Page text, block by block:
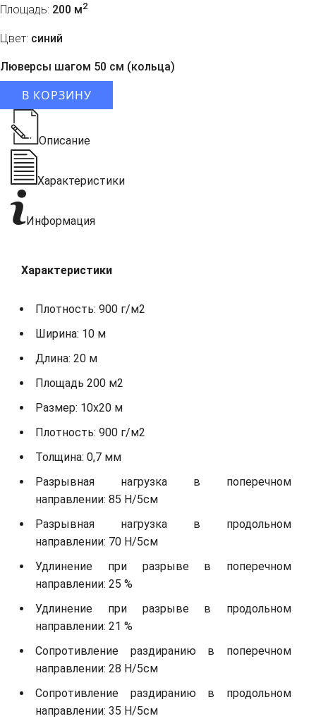
Площадь: 200 м2
Цвет: синий
Люверсы шагом 50 см (кольца)
В КОРЗИНУ
Описание
Характеристики
Информация
Характеристики
Плотность: 900 г/м2
Ширина: 10 м
Длина: 20 м
Площадь 200 м2
Размер: 10х20 м
Плотность: 900 г/м2
Толщина: 0,7 мм
Разрывная нагрузка в поперечном
направлении: 85 Н/5см
Разрывная нагрузка в продольном
направлении: 70 Н/5см
Удлинение при разрыве в поперечном
направлении: 25 %
Удлинение при разрыве в продольном
направлении: 21 %
Сопротивление раздиранию в поперечном
направлении: 28 Н/5см
Сопротивление раздиранию в продольном
направлении: 35 Н/5см